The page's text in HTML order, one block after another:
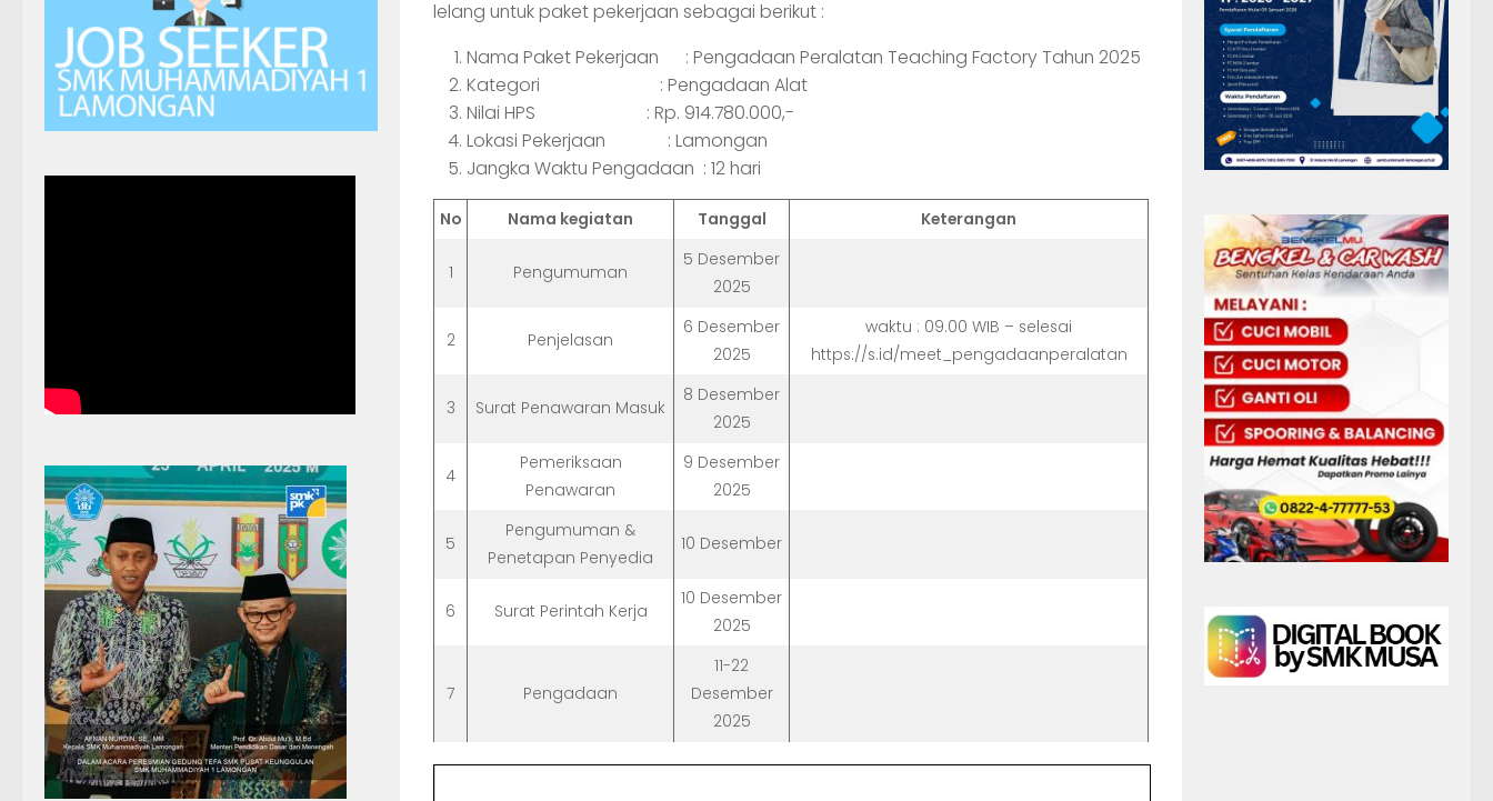
lelang untuk paket pekerjaan sebagai berikut :
Nama Paket Pekerjaan : Pengadaan Peralatan Teaching Factory Tahun 2025
Kategori : Pengadaan Alat
Nilai HPS : Rp. 914.780.000,-
Lokasi Pekerjaan : Lamongan
Jangka Waktu Pengadaan : 12 hari
No Nama kegiatan Tanggal Keterangan
1 Pengumuman
5 Desember
2025
2 Penjelasan
6 Desember
2025
waktu : 09.00 WIB – selesai
https://s.id/meet_pengadaanperalatan
3 Surat Penawaran Masuk
8 Desember
2025
4
Pemeriksaan
Penawaran
9 Desember
2025
5
Pengumuman &
Penetapan Penyedia
10 Desember
6 Surat Perintah Kerja
10 Desember
2025
7 Pengadaan
11-22
Desember
2025